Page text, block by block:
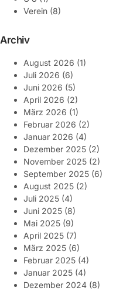
Verein (8)
Archiv
August 2026 (1)
Juli 2026 (6)
Juni 2026 (5)
April 2026 (2)
März 2026 (1)
Februar 2026 (2)
Januar 2026 (4)
Dezember 2025 (2)
November 2025 (2)
September 2025 (6)
August 2025 (2)
Juli 2025 (4)
Juni 2025 (8)
Mai 2025 (9)
April 2025 (7)
März 2025 (6)
Februar 2025 (4)
Januar 2025 (4)
Dezember 2024 (8)